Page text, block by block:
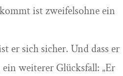
ist zweifelsohne ein
er sich sicher. Und dass er
weiterer Glücksfall: „Er